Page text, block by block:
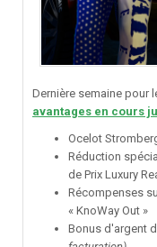
Dernière semaine pour
avantages en cours
Ocelot
Réduction
de Prix Luxury
Récompenses
« KnoWay Out »
Bonus d'argent